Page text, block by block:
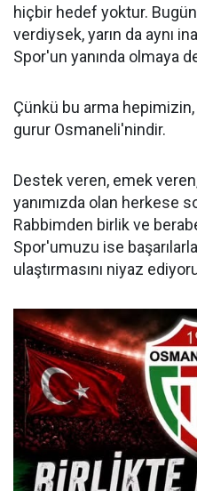
hiçbir hedef yoktur.
verdiysek, yarın da aynı
Spor'un yanında olmaya
Çünkü bu arma
gurur Osmaneli'nindir.
Destek veren, emek
yanımızda olan herkese
Rabbimden birlik ve
Spor'umuzu ise
ulaştırmasını niyaz